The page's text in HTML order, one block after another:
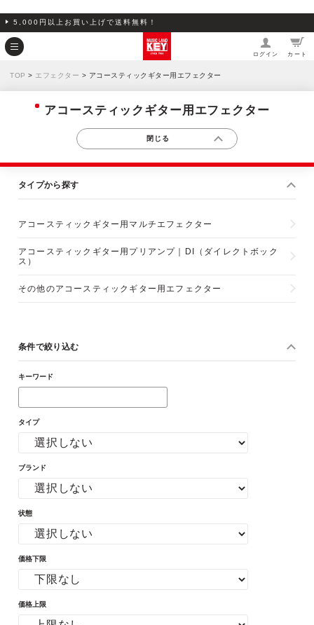
5,000円以上お買い上げで送料無料！
ログイン カート
TOP > エフェクター > アコースティックギター用エフェクター
アコースティックギター用エフェクター
タイプから探す
アコースティックギター用マルチエフェクター
アコースティックギター用プリアンプ｜DI（ダイレクトボック
ス）
その他のアコースティックギター用エフェクター
条件で絞り込む
キーワード
タイプ
ブランド
状態
価格下限
価格上限